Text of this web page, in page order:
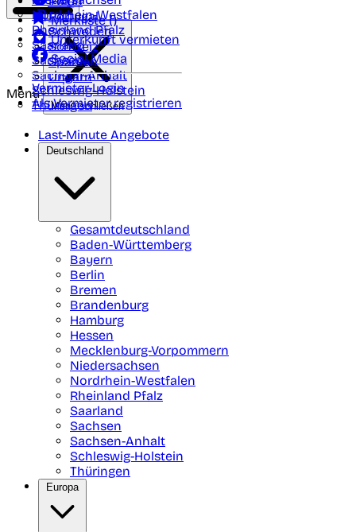
Nordrhein-Westfalen
Rheinland Pfalz
Saarland
Sachsen
Sachsen-Anhalt
Schleswig-Holstein
Thüringen
Portugal
Schweden
Schweiz
Spanien
Ungarn
Merkliste ()
Unterkunft vermieten
Social Media
Vermieter-Login
Als Vermieter registrieren
Menü
Menü schließen
Last-Minute Angebote
Deutschland
Gesamtdeutschland
Baden-Württemberg
Bayern
Berlin
Bremen
Brandenburg
Hamburg
Hessen
Mecklenburg-Vorpommern
Niedersachsen
Nordrhein-Westfalen
Rheinland Pfalz
Saarland
Sachsen
Sachsen-Anhalt
Schleswig-Holstein
Thüringen
Europa